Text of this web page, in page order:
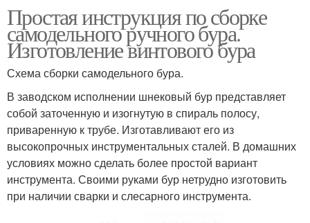
Простая инструкция по сборке
самодельного ручного бура.
Изготовление винтового бура
Схема сборки самодельного бура.
В заводском исполнении шнековый бур представляет
собой заточенную и изогнутую в спираль полосу,
приваренную к трубе. Изготавливают его из
высокопрочных инструментальных сталей. В домашних
условиях можно сделать более простой вариант
инструмента. Своими руками бур нетрудно изготовить
при наличии сварки и слесарного инструмента.